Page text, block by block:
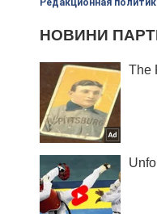
Редакционная